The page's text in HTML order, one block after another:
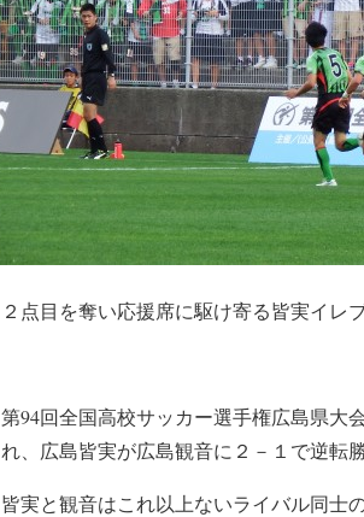
２点目を奪い応援席に駆け寄る皆実イレ
第94回全国高校サッカー選手権広島県大
れ、広島皆実が広島観音に２－１で逆転
皆実と観音はこれ以上ないライバル同士